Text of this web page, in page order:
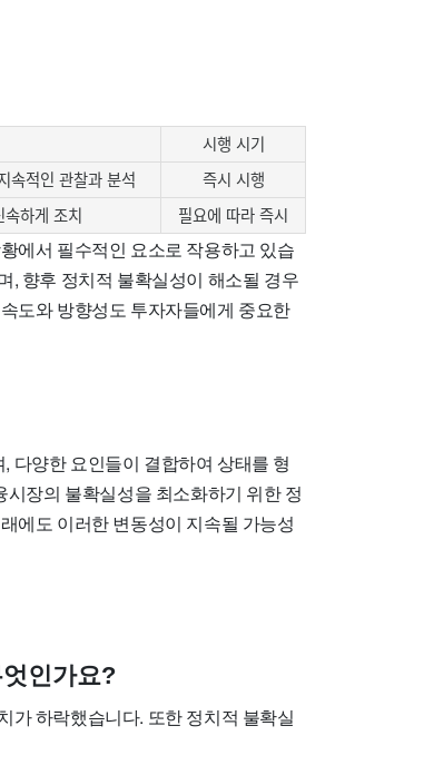
시행 시기
속적인 관찰과 분석
즉시 시행
하게 조치 필요에 따라 즉시
에서 필수적인 요소로 작용하고 있습
, 향후 정치적 불확실성이 해소될 경우
도와 방향성도 투자자들에게 중요한
다양한 요인들이 결합하여 상태를 형
장의 불확실성을 최소화하기 위한 정
에도 이러한 변동성이 지속될 가능성
인가요?
가 하락했습니다. 또한 정치적 불확실